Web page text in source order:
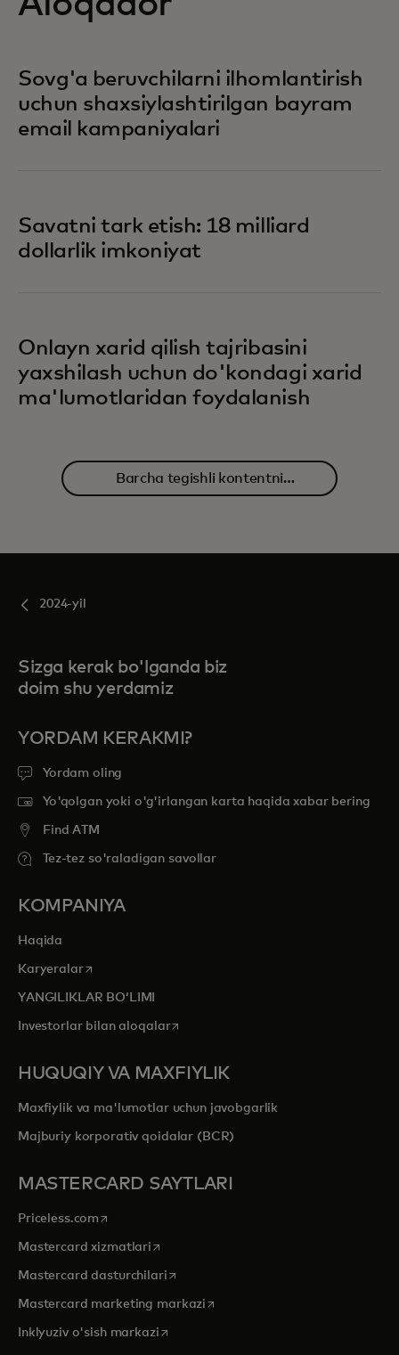
Sovg'a beruvchilarni ilhomlantirish
uchun shaxsiylashtirilgan bayram
email kampaniyalari
Savatni tark etish: 18 milliard
dollarlik imkoniyat
Onlayn xarid qilish tajribasini
yaxshilash uchun do'kondagi xarid
ma'lumotlaridan foydalanish
Barcha tegishli kontentni
2024-yil
Sizga kerak bo'lganda biz
doim shu yerdamiz
YORDAM KERAKMI?
Yordam oling
Yo'qolgan yoki o'g'irlangan karta haqida xabar bering
Find ATM
Tez-tez so'raladigan savollar
KOMPANIYA
Haqida
Karyeralaropens in a new tab
YANGILIKLAR BOʻLIMI
Investorlar bilan aloqalaropens in a new tab
HUQUQIY VA MAXFIYLIK
Maxfiylik va ma'lumotlar uchun javobgarlik
Majburiy korporativ qoidalar (BCR)
MASTERCARD SAYTLARI
Priceless.com opens in a new tab
Mastercard xizmatlari opens in a new tab
Mastercard dasturchilariopens in a new tab
Mastercard marketing markazi opens in a new tab
Inklyuziv o'sish markaziopens in a new tab